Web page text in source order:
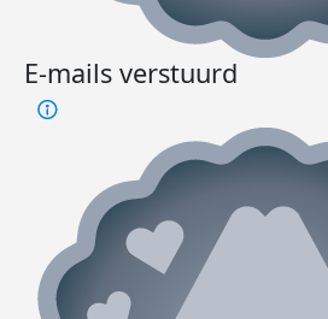
E-mails verstuurd